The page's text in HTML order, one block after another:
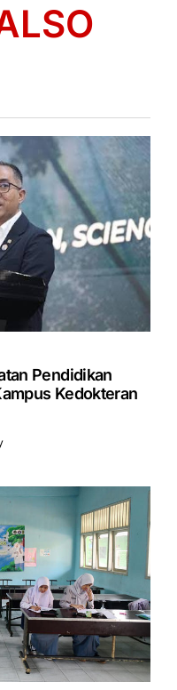
Pendidikan
Kedokteran